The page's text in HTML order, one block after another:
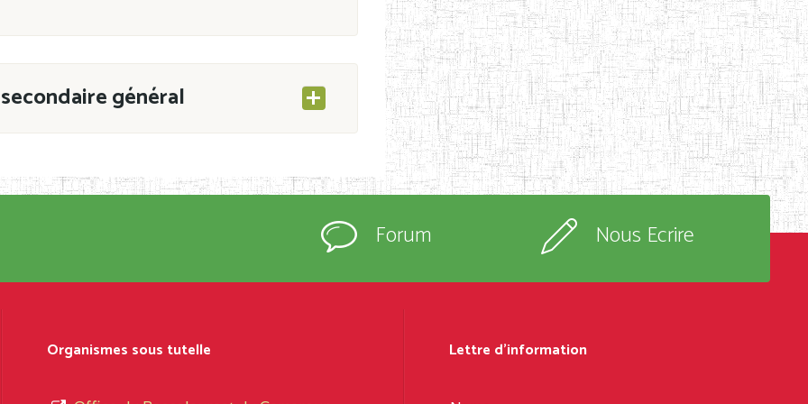
général
CAB du 21 mars 2011 portant ouverture
immatriculés et inscrits au
Forum Nous Ecrire
Organismes sous tutelle Lettre d'information